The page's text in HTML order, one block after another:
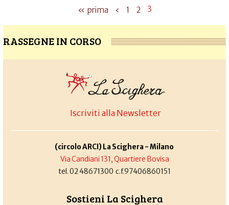
« prima ‹ 1 2 3
RASSEGNE IN CORSO
Iscriviti alla Newsletter
(circolo ARCI) La Scighera - Milano
Via Candiani 131, Quartiere Bovisa
tel. 02 48671300 c.f.97406860151
Sostieni La Scighera